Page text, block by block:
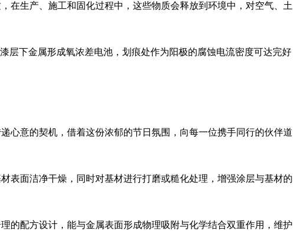
在生产、施工和固化过程中，这些物质会释放到环境中，对空气、土
层下金属形成氧浓差电池，划痕处作为阳极的腐蚀电流密度可达完好
心意的契机，借着这份浓郁的节日氛围，向每一位携手同行的伙伴道
表面洁净干燥，同时对基材进行打磨或糙化处理，增强涂层与基材的
的配方设计，能与金属表面形成物理吸附与化学结合双重作用，维护